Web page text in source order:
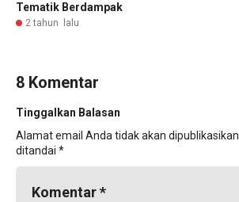
Tematik Berdampak
2 tahun lalu
8 Komentar
Tinggalkan Balasan
Alamat email Anda tidak akan dipublikasikan.
ditandai *
Komentar*